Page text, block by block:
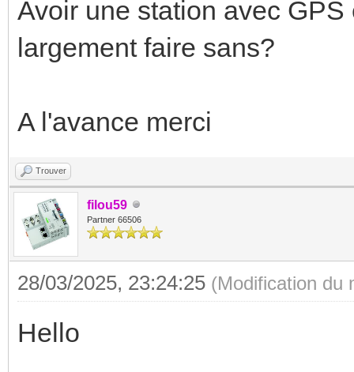
Avoir une station avec
largement faire sans?
A l'avance merci
Trouver
filou59
Partner 66506
28/03/2025, 23:24:25 (Modification du
Hello